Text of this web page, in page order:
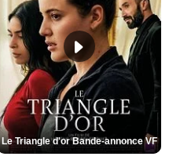
Le Triangle d'or Bande-annonce VF